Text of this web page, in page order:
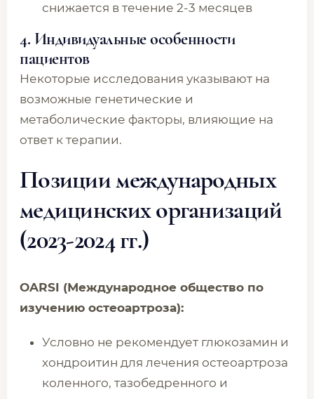
снижается в течение 2-3 месяцев
4. Индивидуальные особенности
пациентов
Некоторые исследования указывают на
возможные генетические и
метаболические факторы, влияющие на
ответ к терапии.
Позиции международных
медицинских организаций
(2023-2024 гг.)
OARSI (Международное общество по
изучению остеоартроза):
Условно не рекомендует глюкозамин и
хондроитин для лечения остеоартроза
коленного, тазобедренного и